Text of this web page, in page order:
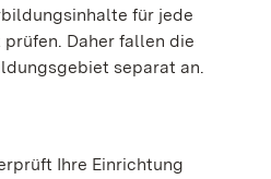
für jede
Daher fallen die
separat an.
Ihre Einrichtung